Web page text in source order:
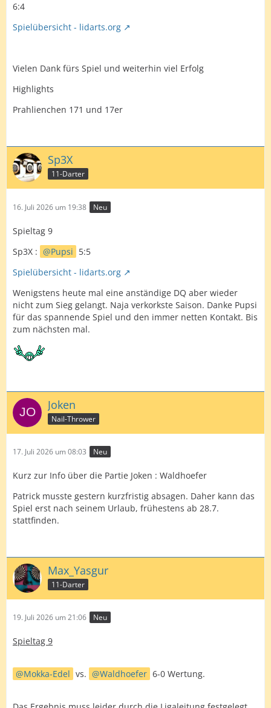
6:4
Spielübersicht - lidarts.org
Vielen Dank fürs Spiel und weiterhin viel Erfolg
Highlights
Prahlienchen 171 und 17er
Sp3X
11-Darter
16. Juli 2026 um 19:38 Neu
Spieltag 9
Sp3X :
Pupsi 5:5
Spielübersicht - lidarts.org
Wenigstens heute mal eine anständige DQ aber wieder
nicht zum Sieg gelangt. Naja verkorkste Saison. Danke Pupsi
für das spannende Spiel und den immer netten Kontakt. Bis
zum nächsten mal.
Joken
Nail-Thrower
17. Juli 2026 um 08:03 Neu
Kurz zur Info über die Partie Joken : Waldhoefer
Patrick musste gestern kurzfristig absagen. Daher kann das
Spiel erst nach seinem Urlaub, frühestens ab 28.7.
stattfinden.
Max_Yasgur
11-Darter
19. Juli 2026 um 21:06 Neu
Spieltag 9
Mokka-Edel vs. Waldhoefer 6-0 Wertung.